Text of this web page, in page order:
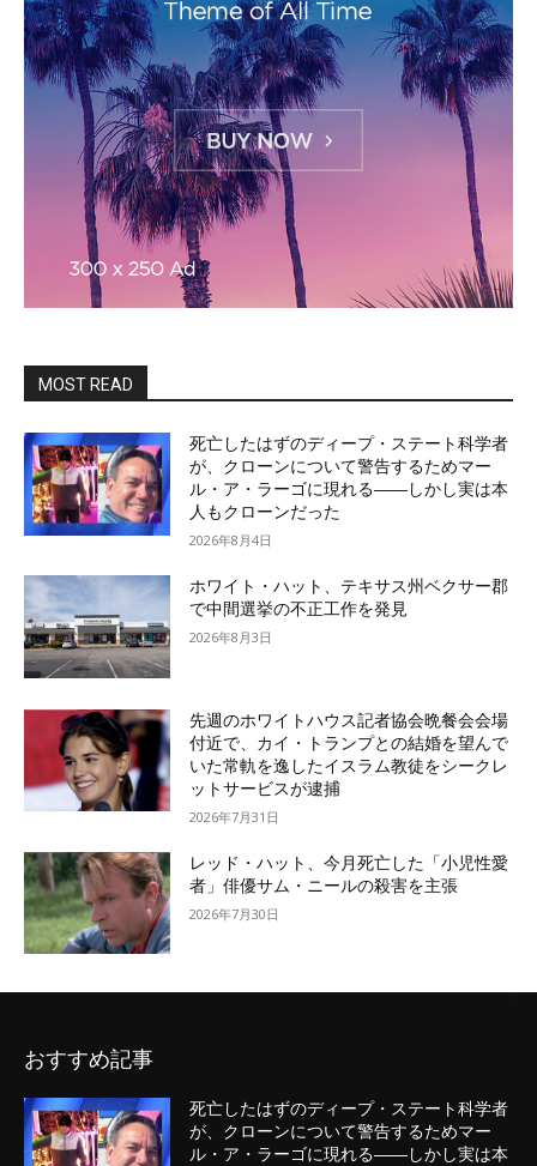
MOST READ
死亡したはずのディープ・ステート科学者
が、クローンについて警告するためマー
ル・ア・ラーゴに現れる――しかし実は本
人もクローンだった
2026年8月4日
ホワイト・ハット、テキサス州ベクサー郡
で中間選挙の不正工作を発見
2026年8月3日
先週のホワイトハウス記者協会晩餐会会場
付近で、カイ・トランプとの結婚を望んで
いた常軌を逸したイスラム教徒をシークレ
ットサービスが逮捕
2026年7月31日
レッド・ハット、今月死亡した「小児性愛
者」俳優サム・ニールの殺害を主張
2026年7月30日
おすすめ記事
死亡したはずのディープ・ステート科学者
が、クローンについて警告するためマー
ル・ア・ラーゴに現れる――しかし実は本